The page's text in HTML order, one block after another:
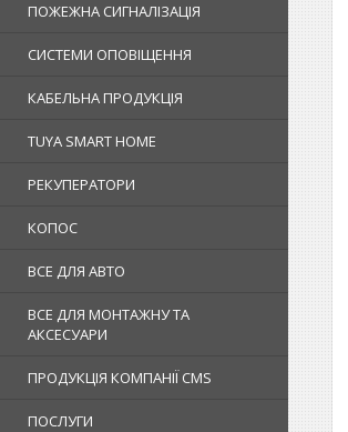
ПОЖЕЖНА СИГНАЛІЗАЦІЯ
СИСТЕМИ ОПОВІЩЕННЯ
КАБЕЛЬНА ПРОДУКЦІЯ
TUYA SMART HOME
РЕКУПЕРАТОРИ
КОПОС
ВСЕ ДЛЯ АВТО
ВСЕ ДЛЯ МОНТАЖНУ ТА
АКСЕСУАРИ
ПРОДУКЦІЯ КОМПАНІЇ CMS
ПОСЛУГИ